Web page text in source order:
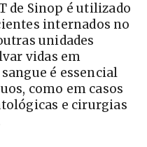
de Sinop é utilizado
internados no
unidades
vidas em
é essencial
como em casos
e cirurgias